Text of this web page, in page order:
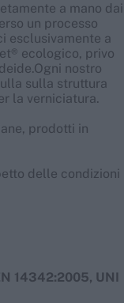
a mano dai
un processo
esclusivamente a
ecologico, privo
nostro
sulla struttura
la verniciatura.
prodotti in
delle condizioni
14342:2005, UNI